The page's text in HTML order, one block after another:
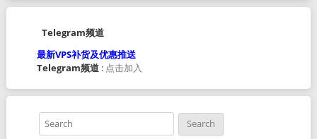
Telegram频道
最新VPS补货及优惠推送
Telegram频道: 点击加入